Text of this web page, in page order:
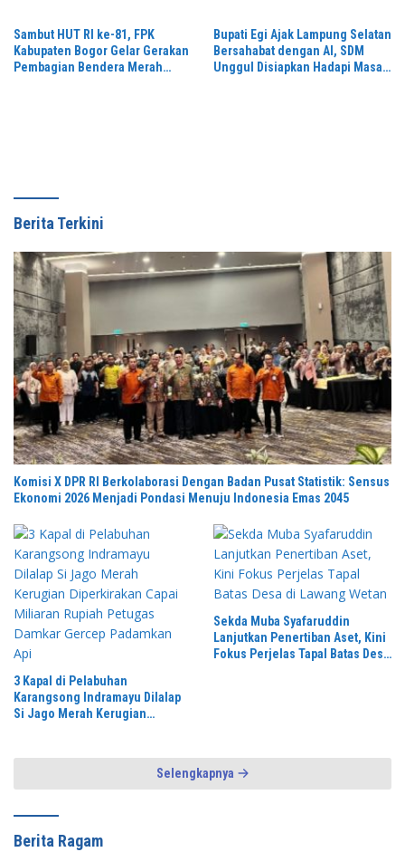
Sambut HUT RI ke-81, FPK
Kabupaten Bogor Gelar Gerakan
Pembagian Bendera Merah
Bupati Egi Ajak Lampung Selatan
Bersahabat dengan AI, SDM
Unggul Disiapkan Hadapi Masa
Berita Terkini
Komisi X DPR RI Berkolaborasi Dengan Badan Pusat Statistik: Sensus
Ekonomi 2026 Menjadi Pondasi Menuju Indonesia Emas 2045
3 Kapal di Pelabuhan
Karangsong Indramayu Dilalap
Si Jago Merah Kerugian
Padamkan Api
Sekda Muba Syafaruddin
Lanjutkan Penertiban Aset, Kini
Fokus Perjelas Tapal Batas Desa
Selengkapnya
Berita Ragam